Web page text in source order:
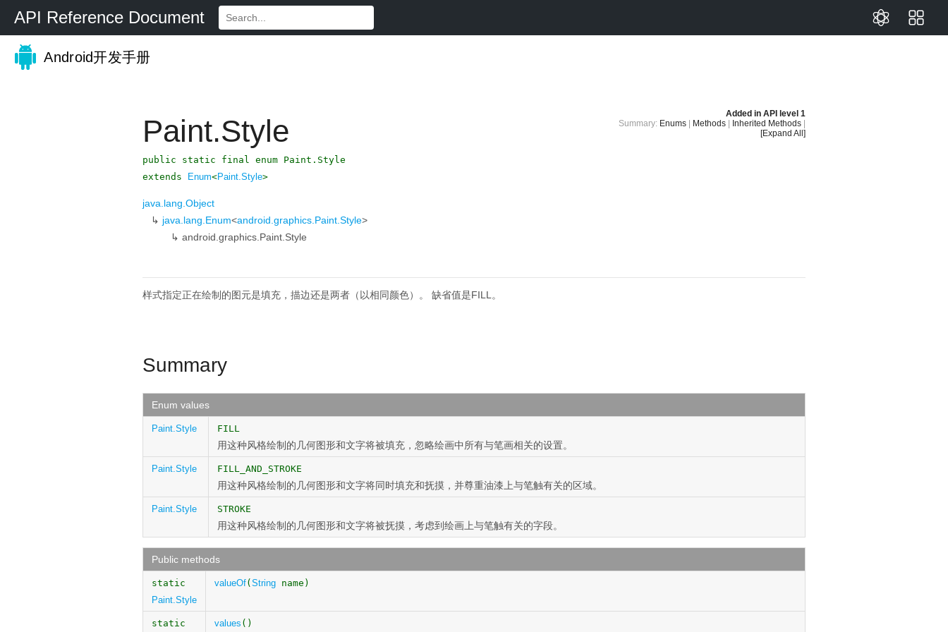
API Reference Document
Android开发手册
Added in API level 1
Summary: Enums Methods Inherited Methods
[Expand All]
Paint.Style
public static final enum Paint.Style
extends
Enum<Paint.Style>
java.lang.Object
↳ java.lang.Enum<android.graphics.Paint.Style>
↳ android.graphics.Paint.Style
样式指定正在绘制的图元是填充，描边还是两者（以相同颜色）。 缺省值是FILL。
Summary
Enum values
Paint.Style FILL
用这种风格绘制的几何图形和文字将被填充，忽略绘画中所有与笔画相关的设置。
Paint.Style FILL_AND_STROKE
用这种风格绘制的几何图形和文字将同时填充和抚摸，并尊重油漆上与笔触有关的区域。
Paint.Style STROKE
用这种风格绘制的几何图形和文字将被抚摸，考虑到绘画上与笔触有关的字段。
Public methods
static
Paint.Style
valueOf( String name)
static values ()